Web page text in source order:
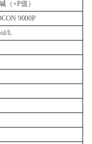
（+P值）
9000P
L